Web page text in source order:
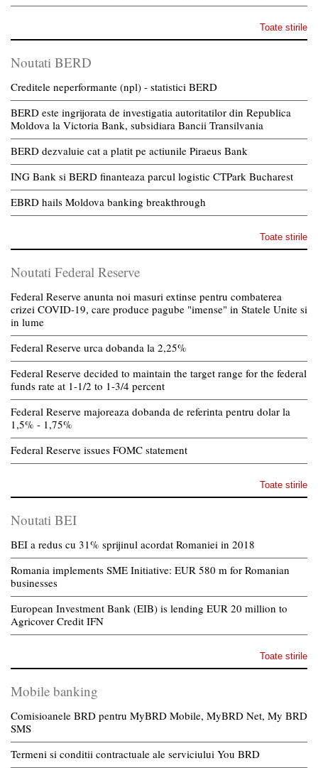
Toate stirile
Noutati BERD
Creditele neperformante (npl) - statistici BERD
BERD este ingrijorata de investigatia autoritatilor din Republica
Moldova la Victoria Bank, subsidiara Bancii Transilvania
BERD dezvaluie cat a platit pe actiunile Piraeus Bank
ING Bank si BERD finanteaza parcul logistic CTPark Bucharest
EBRD hails Moldova banking breakthrough
Toate stirile
Noutati Federal Reserve
Federal Reserve anunta noi masuri extinse pentru combaterea
crizei COVID-19, care produce pagube "imense" in Statele Unite si
in lume
Federal Reserve urca dobanda la 2,25%
Federal Reserve decided to maintain the target range for the federal
funds rate at 1-1/2 to 1-3/4 percent
Federal Reserve majoreaza dobanda de referinta pentru dolar la
1,5% - 1,75%
Federal Reserve issues FOMC statement
Toate stirile
Noutati BEI
BEI a redus cu 31% sprijinul acordat Romaniei in 2018
Romania implements SME Initiative: EUR 580 m for Romanian
businesses
European Investment Bank (EIB) is lending EUR 20 million to
Agricover Credit IFN
Toate stirile
Mobile banking
Comisioanele BRD pentru MyBRD Mobile, MyBRD Net, My BRD
SMS
Termeni si conditii contractuale ale serviciului You BRD